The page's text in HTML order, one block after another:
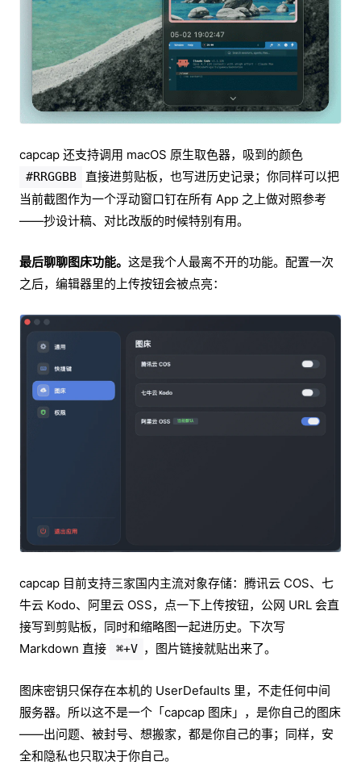
capcap 还支持调用 macOS 原生取色器，吸到的颜色
#RRGGBB
直接进剪贴板，也写进历史记录；你同样可以把
当前截图作为一个浮动窗口钉在所有 App 之上做对照参考
——抄设计稿、对比改版的时候特别有用。
最后聊聊图床功能。 这是我个人最离不开的功能。配置一次
之后，编辑器里的上传按钮会被点亮：
capcap 目前支持三家国内主流对象存储：腾讯云 COS、七
牛云 Kodo、阿里云 OSS，点一下上传按钮，公网 URL 会直
接写到剪贴板，同时和缩略图一起进历史。下次写
Markdown 直接
⌘+V ，图片链接就贴出来了。
图床密钥只保存在本机的 UserDefaults 里，不走任何中间
服务器。所以这不是一个「capcap 图床」，是你自己的图床
——出问题、被封号、想搬家，都是你自己的事；同样，安
全和隐私也只取决于你自己。